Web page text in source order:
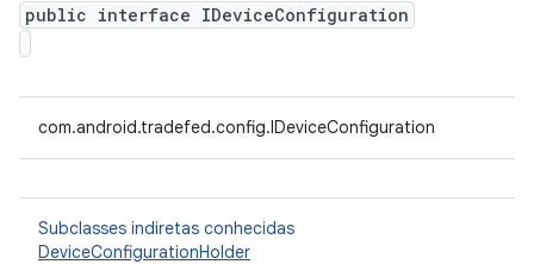
public interface IDeviceConfiguration
com.android.tradefed.config.IDeviceConfiguration
Subclasses indiretas conhecidas
DeviceConfigurationHolder